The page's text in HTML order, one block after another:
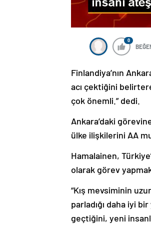
0
Finlandiya’nın
acı çektiğini
çok önemli.” dedi.
Ankara’daki
ülke ilişkilerini AA
Hamalainen,
olarak görev
“Kış mevsiminin
parladığı daha iyi
geçtiğini, yeni